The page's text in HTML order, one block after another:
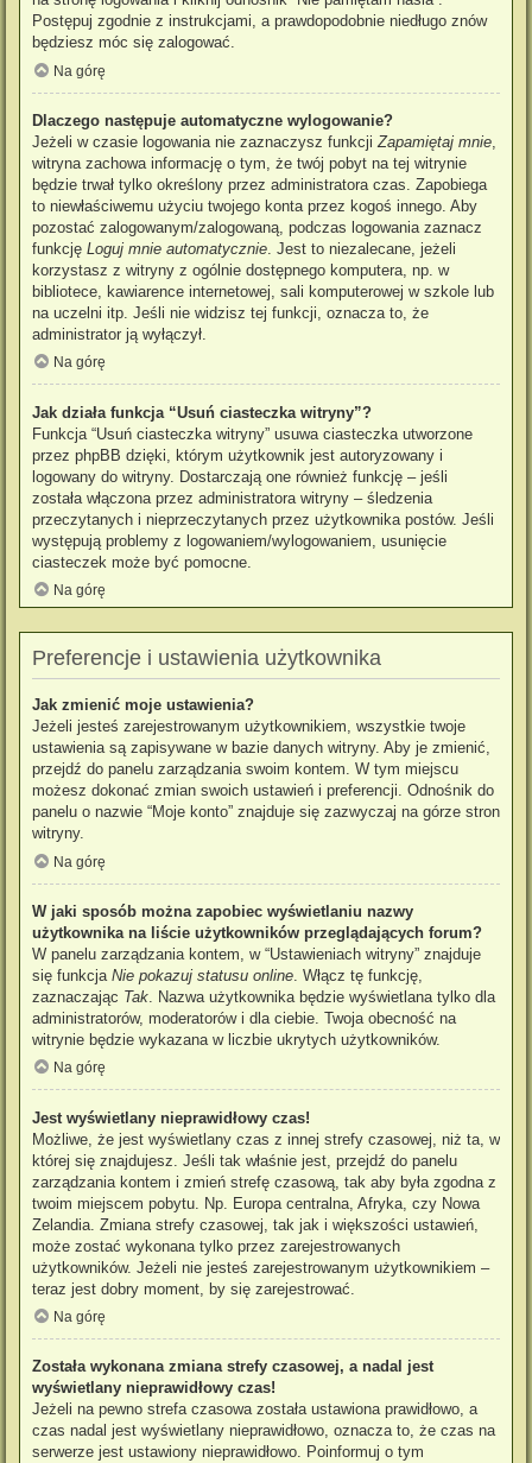
Postępuj zgodnie z instrukcjami, a prawdopodobnie niedługo znów
będziesz móc się zalogować.
Na górę
Dlaczego następuje automatyczne wylogowanie?
Jeżeli w czasie logowania nie zaznaczysz funkcji Zapamiętaj mnie
witryna zachowa informację o tym, że twój pobyt na tej witrynie
będzie trwał tylko określony przez administratora czas. Zapobiega
to niewłaściwemu użyciu twojego konta przez kogoś innego. Aby
pozostać zalogowanym/zalogowaną, podczas logowania zaznacz
funkcję Loguj mnie automatycznie . Jest to niezalecane, jeżeli
korzystasz z witryny z ogólnie dostępnego komputera, np. w
bibliotece, kawiarence internetowej, sali komputerowej w szkole lub
na uczelni itp. Jeśli nie widzisz tej funkcji, oznacza to, że
administrator ją wyłączył.
Na górę
Jak działa funkcja “Usuń ciasteczka witryny”?
Funkcja “Usuń ciasteczka witryny” usuwa ciasteczka utworzone
przez phpBB dzięki, którym użytkownik jest autoryzowany i
logowany do witryny. Dostarczają one również funkcję – jeśli
została włączona przez administratora witryny – śledzenia
przeczytanych i nieprzeczytanych przez użytkownika postów. Jeśli
występują problemy z logowaniem/wylogowaniem, usunięcie
ciasteczek może być pomocne.
Na górę
Preferencje i ustawienia użytkownika
Jak zmienić moje ustawienia?
Jeżeli jesteś zarejestrowanym użytkownikiem, wszystkie twoje
ustawienia są zapisywane w bazie danych witryny. Aby je zmienić,
przejdź do panelu zarządzania swoim kontem. W tym miejscu
możesz dokonać zmian swoich ustawień i preferencji. Odnośnik do
panelu o nazwie “Moje konto” znajduje się zazwyczaj na górze stron
witryny.
Na górę
W jaki sposób można zapobiec wyświetlaniu nazwy
użytkownika na liście użytkowników przeglądających forum?
W panelu zarządzania kontem, w “Ustawieniach witryny” znajduje
się funkcja Nie pokazuj statusu online . Włącz tę funkcję,
zaznaczając Tak . Nazwa użytkownika będzie wyświetlana tylko dla
administratorów, moderatorów i dla ciebie. Twoja obecność na
witrynie będzie wykazana w liczbie ukrytych użytkowników.
Na górę
Jest wyświetlany nieprawidłowy czas!
Możliwe, że jest wyświetlany czas z innej strefy czasowej, niż ta, w
której się znajdujesz. Jeśli tak właśnie jest, przejdź do panelu
zarządzania kontem i zmień strefę czasową, tak aby była zgodna z
twoim miejscem pobytu. Np. Europa centralna, Afryka, czy Nowa
Zelandia. Zmiana strefy czasowej, tak jak i większości ustawień,
może zostać wykonana tylko przez zarejestrowanych
użytkowników. Jeżeli nie jesteś zarejestrowanym użytkownikiem –
teraz jest dobry moment, by się zarejestrować.
Na górę
Została wykonana zmiana strefy czasowej, a nadal jest
wyświetlany nieprawidłowy czas!
Jeżeli na pewno strefa czasowa została ustawiona prawidłowo, a
czas nadal jest wyświetlany nieprawidłowo, oznacza to, że czas na
serwerze jest ustawiony nieprawidłowo. Poinformuj o tym